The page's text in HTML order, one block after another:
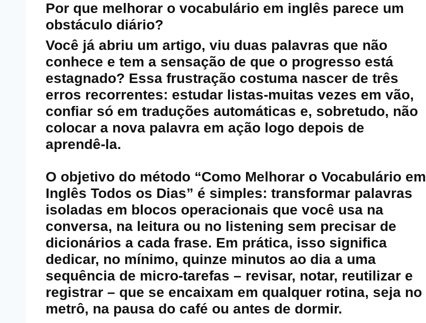
Por que melhorar o vocabulário em inglês parece um
obstáculo diário?
Você já abriu um artigo, viu duas palavras que não
conhece e tem a sensação de que o progresso está
estagnado? Essa frustração costuma nascer de três
erros recorrentes: estudar listas‑muitas vezes em vão,
confiar só em traduções automáticas e, sobretudo, não
colocar a nova palavra em ação logo depois de
aprendê‑la.
O objetivo do método “Como Melhorar o Vocabulário em
Inglês Todos os Dias” é simples: transformar palavras
isoladas em blocos operacionais que você usa na
conversa, na leitura ou no listening sem precisar de
dicionários a cada frase. Em prática, isso significa
dedicar, no mínimo, quinze minutos ao dia a uma
sequência de micro‑tarefas – revisar, notar, reutilizar e
registrar – que se encaixam em qualquer rotina, seja no
metrô, na pausa do café ou antes de dormir.